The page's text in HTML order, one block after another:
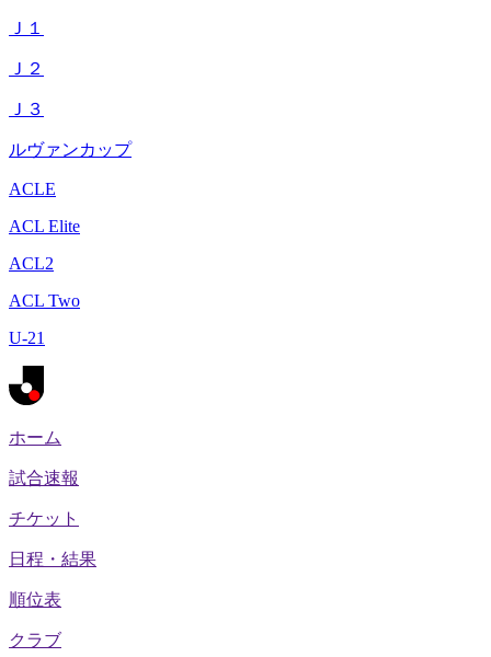
Ｊ１
Ｊ２
Ｊ３
ルヴァンカップ
ACLE
ACL Elite
ACL2
ACL Two
U-21
ホーム
試合速報
チケット
日程・結果
順位表
クラブ